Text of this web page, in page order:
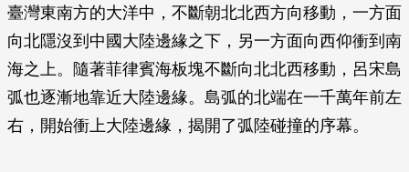
臺灣東南方的大洋中，不斷朝北北西方向移動，一方面
向北隱沒到中國大陸邊緣之下，另一方面向西仰衝到南
海之上。隨著菲律賓海板塊不斷向北北西移動，呂宋島
弧也逐漸地靠近大陸邊緣。島弧的北端在一千萬年前左
右，開始衝上大陸邊緣，揭開了弧陸碰撞的序幕。